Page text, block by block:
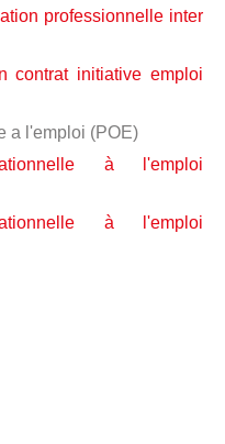
professionnelle inter
contrat initiative emploi
a l'emploi (POE)
à l'emploi
à l'emploi